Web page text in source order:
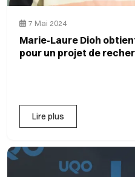
7 Mai 2024
Marie-Laure Dioh
pour un projet de
Lire plus